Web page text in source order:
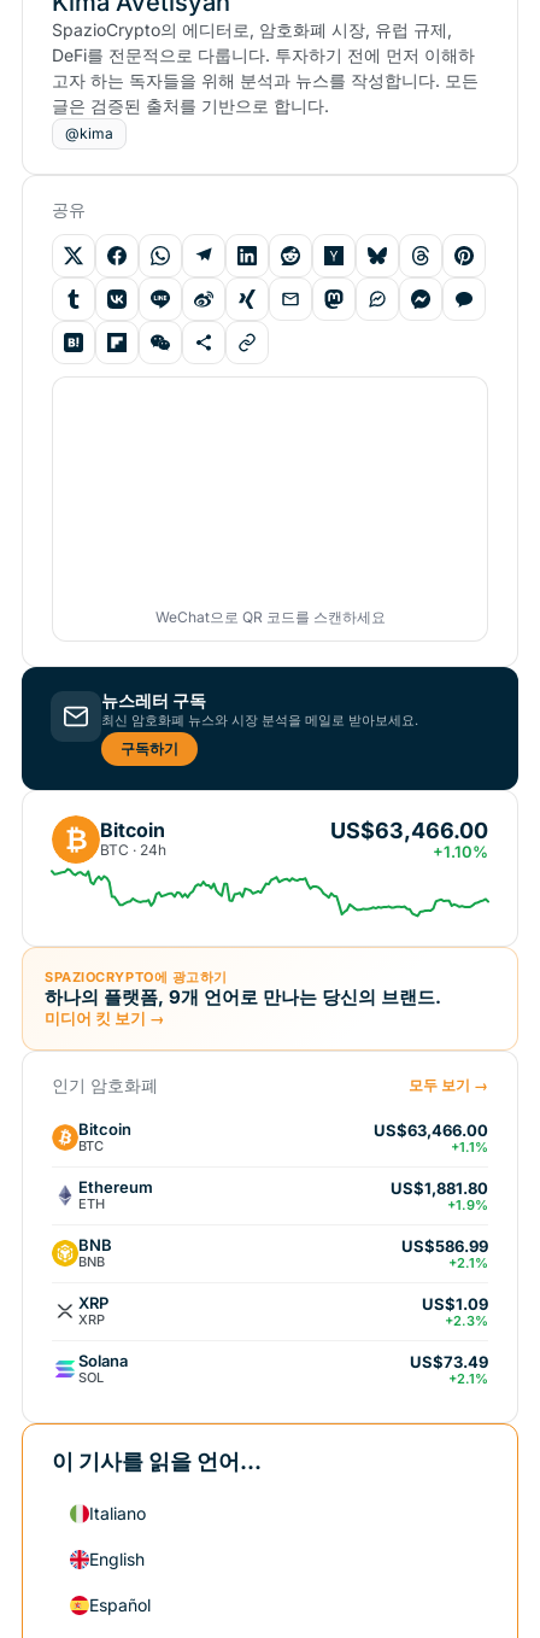
SpazioCrypto의 에디터로, 암호화폐 시장, 유럽 규제,
DeFi를 전문적으로 다룹니다. 투자하기 전에 먼저 이해하
고자 하는 독자들을 위해 분석과 뉴스를 작성합니다. 모든
글은 검증된 출처를 기반으로 합니다.
@kima
공유
WeChat으로 QR 코드를 스캔하세요
뉴스레터 구독
최신 암호화폐 뉴스와 시장 분석을 메일로 받아보세요.
구독하기
₿ Bitcoin
BTC · 24h
US$63,466.00
+1.10%
SPAZIOCRYPTO에 광고하기
하나의 플랫폼, 9개 언어로 만나는 당신의 브랜드.
미디어 킷 보기 →
인기 암호화폐 모두 보기 →
Bitcoin
BTC
US$63,466.00
+1.1%
Ethereum
ETH
US$1,881.80
+1.9%
BNB
BNB
US$586.99
+2.1%
XRP
XRP
US$1.09
+2.3%
Solana
SOL
US$73.49
+2.1%
이 기사를 읽을 언어...
Italiano
English
Español